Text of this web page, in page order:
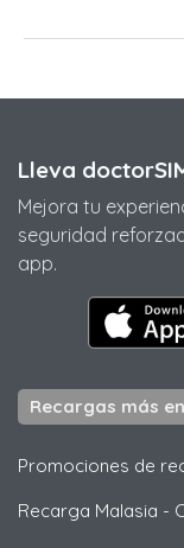
Lleva
Mejora tu
seguridad
app.
Recargas más
Promociones de
Recarga Malasia -